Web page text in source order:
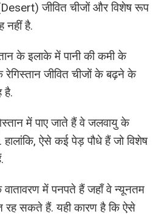
जीवित चीजों और विशेष रूप
नहीं है.
के इलाके में पानी की कमी के
रेगिस्तान जीवित चीजों के बढ़ने के
है.
में पाए जाते हैं वे जलवायु के
ऐसे कई पेड़ पौधे हैं जो विशेष
वातावरण में पनपते हैं जहाँ वे न्यूनतम
रह सकते हैं. यही कारण है कि ऐसे